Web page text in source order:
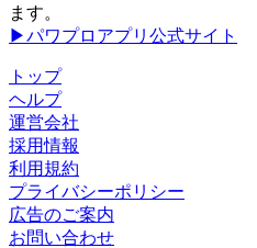
ます。
▶パワプロアプリ公式サイト
トップ
ヘルプ
運営会社
採用情報
利用規約
プライバシーポリシー
広告のご案内
お問い合わせ